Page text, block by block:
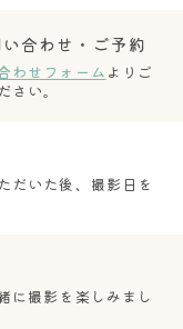
合わせ・ご予約
わせフォーム よりご
さい。
だいた後、撮影日を
に撮影を楽しみまし